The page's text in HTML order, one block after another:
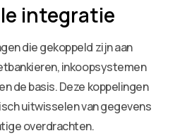
integratie
die gekoppeld zijn aan
inkoopsystemen
de basis. Deze koppelingen
uitwisselen van gegevens
overdrachten.